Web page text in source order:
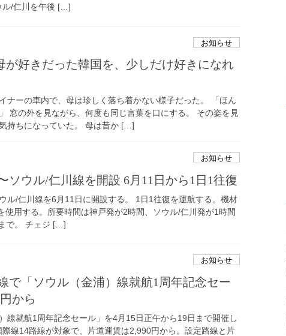
ル/仁川を午後 […]
お知らせ
が好きだった韓国を、少しだけ好きになれ
ナーの車内で、母は珍しく落ち着かない様子だった。 「ほん
窓の外を見ながら、何度も同じ言葉を口にする。 その姿を見
持ちになっていた。 母は昔か […]
お知らせ
ソウル/仁川線を開設 6月11日から1日1往復
ル/仁川線を6月11日に開設する。 1日1往復を運航する。機材
使用する。所要時間は神戸発が2時間、ソウル/仁川発が1時間
で。 チェジ […]
お知らせ
で「ソウル（金浦）線就航1周年記念セー
から
線就航1周年記念セール」を4月15日正午から19日まで開催し
線14路線が対象で、片道運賃は2,990円から。設定路線と片